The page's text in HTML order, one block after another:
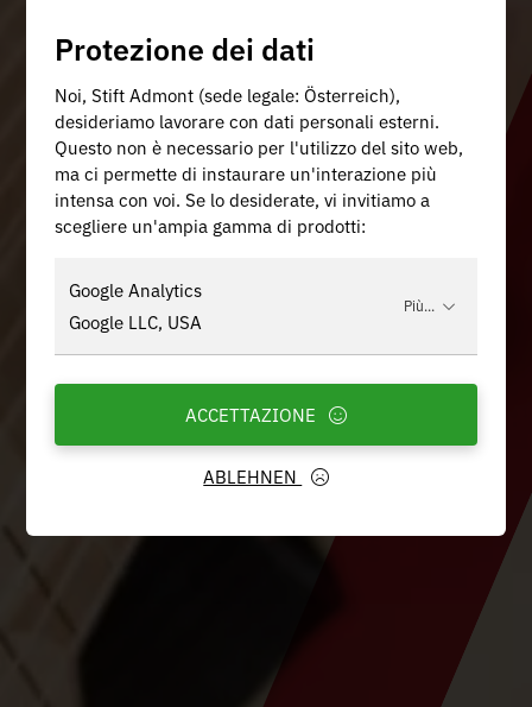
Protezione dei dati
Noi, Stift Admont (sede legale: Österreich),
desideriamo lavorare con dati personali esterni.
Questo non è necessario per l'utilizzo del sito web,
ma ci permette di instaurare un'interazione più
intensa con voi. Se lo desiderate, vi invitiamo a
scegliere un'ampia gamma di prodotti:
Google Analytics
Google LLC, USA
Più...
ABLEHNEN
ACCETTAZIONE